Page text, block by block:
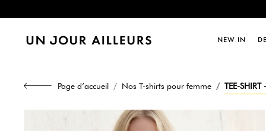
NEW IN
Page d’accueil Nos T-shirts pour femme TEE-